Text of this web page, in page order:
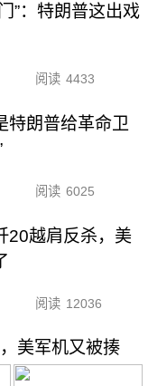
”：特朗普这出戏
阅读 4433
特朗普给革命卫
阅读 6025
20越肩反杀，美
阅读 12036
美军机又被揍